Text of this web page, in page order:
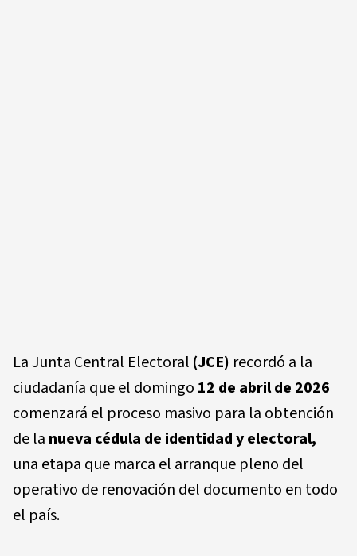
La Junta Central Electoral (JCE) recordó a la
ciudadanía que el domingo 12 de abril de 2026
comenzará el proceso masivo para la obtención
de la nueva cédula de identidad y electoral,
una etapa que marca el arranque pleno del
operativo de renovación del documento en todo
el país.